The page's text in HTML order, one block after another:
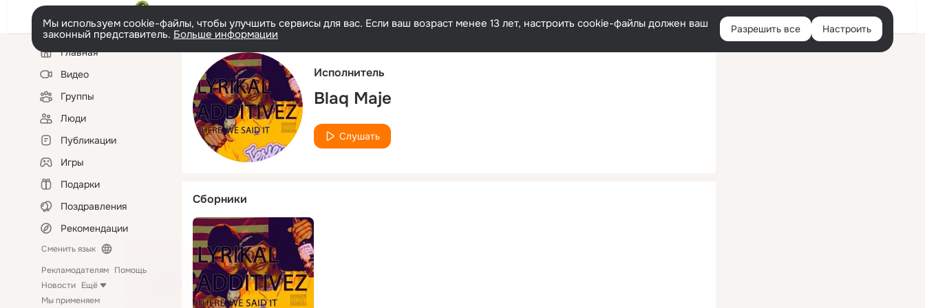
Русский Войти
Мы используем cookie-файлы, чтобы улучшить сервисы для вас. Если ваш возраст менее 13 лет, настроить cookie-файлы должен ваш
законный представитель. Больше информации Разрешить все Настроить
Левая
колонкаГлавная
Видео
Группы
Люди
Публикации
Игры
Подарки
Поздравления
Рекомендации
Сменить язык
Рекламодателям Помощь
Новости Ещё
Мы применяем
Исполнитель
Blaq Maje
Слушать
Сборники